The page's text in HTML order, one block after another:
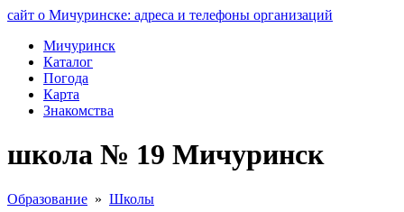
сайт о Мичуринске: адреса и телефоны организаций
Мичуринск
Каталог
Погода
Карта
Знакомства
школа № 19 Мичуринск
Образование » Школы